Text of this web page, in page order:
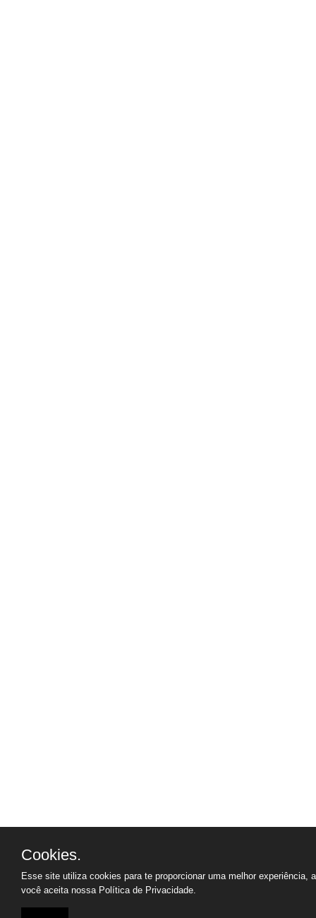
Cookies.
Esse site utiliza cookies para te proporcionar uma melhor experiência,
você aceita nossa Política de Privacidade.